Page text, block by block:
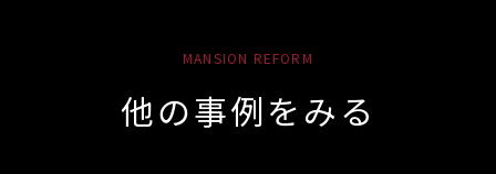
MANSION REFORM
他の事例をみる